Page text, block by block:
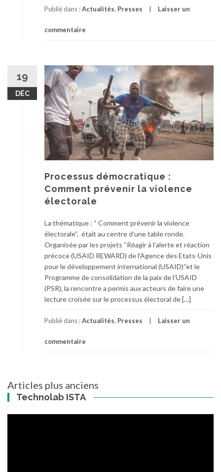
Publié dans :Actualités, Presses Laisser un
commentaire
19
DÉC
Processus démocratique :
Comment prévenir la violence
électorale
La thématique : “ Comment prévenir la violence
électorale“, était au centre d’une table ronde.
Organisée par les projets “Réagir à l’alerte et réaction
précoce (USAID REWARD) de l’Agence des Etats-Unis
pour le développement international (USAID)“et le
Programme de consolidation de la paix de l’USAID
(PSR), la rencontre a permis aux acteurs de faire une
lecture croisée sur le processus électoral de […]
Publié dans :Actualités, Presses Laisser un
commentaire
Navigation
des
articles
Articles plus anciens
Technolab ISTA